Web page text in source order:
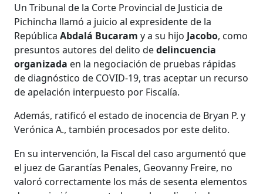
Un Tribunal de la Corte Provincial de Justicia de
Pichincha llamó a juicio al expresidente de la
RepúblicaAbdalá Bucaramy a su hijo Jacobo, como
presuntos autores del delito dedelincuencia
organizada en la negociación de pruebas rápidas
de diagnóstico de COVID-19, tras aceptar un recurso
de apelación interpuesto por Fiscalía.
Además, ratificó el estado de inocencia de Bryan P. y
Verónica A., también procesados por este delito.
En su intervención, la Fiscal del caso argumentó que
el juez de Garantías Penales, Geovanny Freire, no
valoró correctamente los más de sesenta elementos